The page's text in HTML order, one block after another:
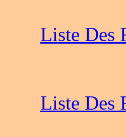
Liste Des
Liste Des